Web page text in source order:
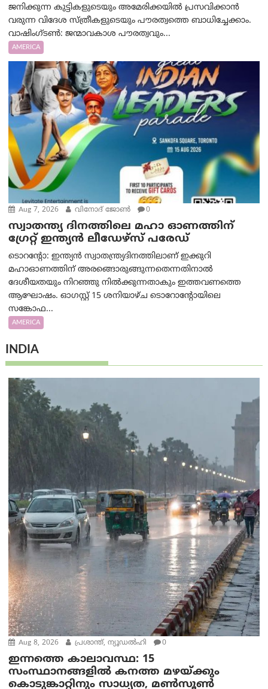
ജനിക്കുന്ന കുട്ടികളുടെയും അമേരിക്കയിൽ പ്രസവിക്കാൻ
വരുന്ന വിദേശ സ്ത്രീകളുടെയും പൗരത്വത്തെ ബാധിച്ചേക്കാം.
വാഷിംഗ്ടണ്‍: ജന്മാവകാശ പൗരത്വവും...
AMERICA
Aug 7, 2026 വിനോദ് ജോൺ 0
സ്വാതന്ത്യ ദിനത്തിലെ മഹാ ഓണത്തിന്
ഗ്രേറ്റ് ഇന്ത്യൻ ലീഡേഴ്സ് പരേഡ്
ടൊറന്റോ: ഇന്ത്യൻ സ്വാതന്ത്ര്യദിനത്തിലാണ് ഇക്കുറി
മഹാഓണത്തിന് അരങ്ങൊരുങ്ങുന്നതെന്നതിനാൽ
ദേശീയതയും നിറഞ്ഞു നിൽക്കുന്നതാകും ഇത്തവണത്തെ
ആഘോഷം. ഓഗസ്റ്റ് 15 ശനിയാഴ്ച ടൊറോന്റോയിലെ
സങ്കോഫ...
AMERICA
INDIA
Aug 8, 2026 പ്രശാന്ത്, ന്യൂഡല്‍ഹി 0
ഇന്നത്തെ കാലാവസ്ഥ: 15
സംസ്ഥാനങ്ങളിൽ കനത്ത മഴയ്ക്കും
കൊടുങ്കാറ്റിനും സാധ്യത, മൺസൂൺ